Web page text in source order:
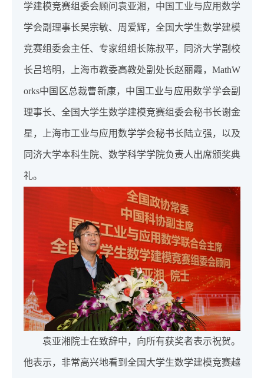
学建模竞赛组委会顾问袁亚湘，中国工业与应用数学
学会副理事长吴宗敏、周爱辉，全国大学生数学建模
竞赛组委会主任、专家组组长陈叔平，同济大学副校
长吕培明，上海市教委高教处副处长赵丽霞，MathW
orks中国区总裁曹新康，中国工业与应用数学学会副
理事长、全国大学生数学建模竞赛组委会秘书长谢金
星，上海市工业与应用数学学会秘书长陆立强，以及
同济大学本科生院、数学科学学院负责人出席颁奖典
礼。
袁亚湘院士在致辞中，向所有获奖者表示祝贺。
他表示，非常高兴地看到全国大学生数学建模竞赛越